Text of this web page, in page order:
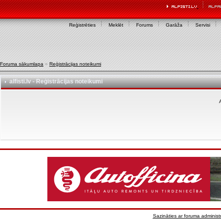
Reģistrēties Meklēt Forums Garāža Servisi
Foruma sākumlapa » Reģistrācijas noteikumi
alfisti.lv - Reģistrācijas noteikumi
Sazināties ar foruma